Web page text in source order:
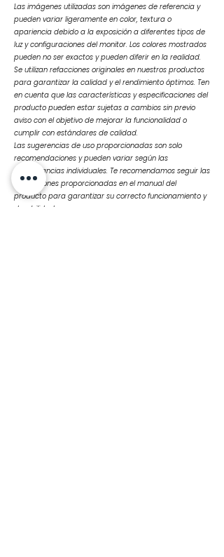
Las imágenes utilizadas son imágenes de referencia y
pueden variar ligeramente en color, textura o
apariencia debido a la exposición a diferentes tipos de
luz y configuraciones del monitor. Los colores mostrados
pueden no ser exactos y pueden diferir en la realidad.
Se utilizan refacciones originales en nuestros productos
para garantizar la calidad y el rendimiento óptimos. Ten
en cuenta que las características y especificaciones del
producto pueden estar sujetas a cambios sin previo
aviso con el objetivo de mejorar la funcionalidad o
cumplir con estándares de calidad.
Las sugerencias de uso proporcionadas son solo
recomendaciones y pueden variar según las
circunstancias individuales. Te recomendamos seguir las
instrucciones proporcionadas en el manual del
producto para garantizar su correcto funcionamiento y
durabilidad.